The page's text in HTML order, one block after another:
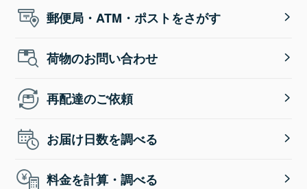
郵便局・ATM・ポストをさがす
荷物のお問い合わせ
再配達のご依頼
お届け日数を調べる
料金を計算・調べる